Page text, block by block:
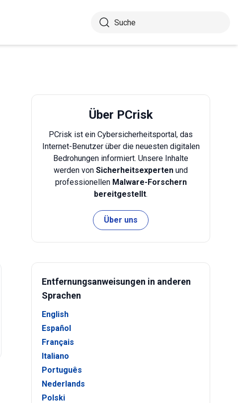
Über PCrisk
PCrisk ist ein Cybersicherheitsportal, das
Internet-Benutzer über die neuesten digitalen
Bedrohungen informiert. Unsere Inhalte
werden von Sicherheitsexperten und
professionellen Malware-Forschern
bereitgestellt.
Über uns
Entfernungsanweisungen in anderen
Sprachen
English
Español
Français
Italiano
Português
Nederlands
Polski